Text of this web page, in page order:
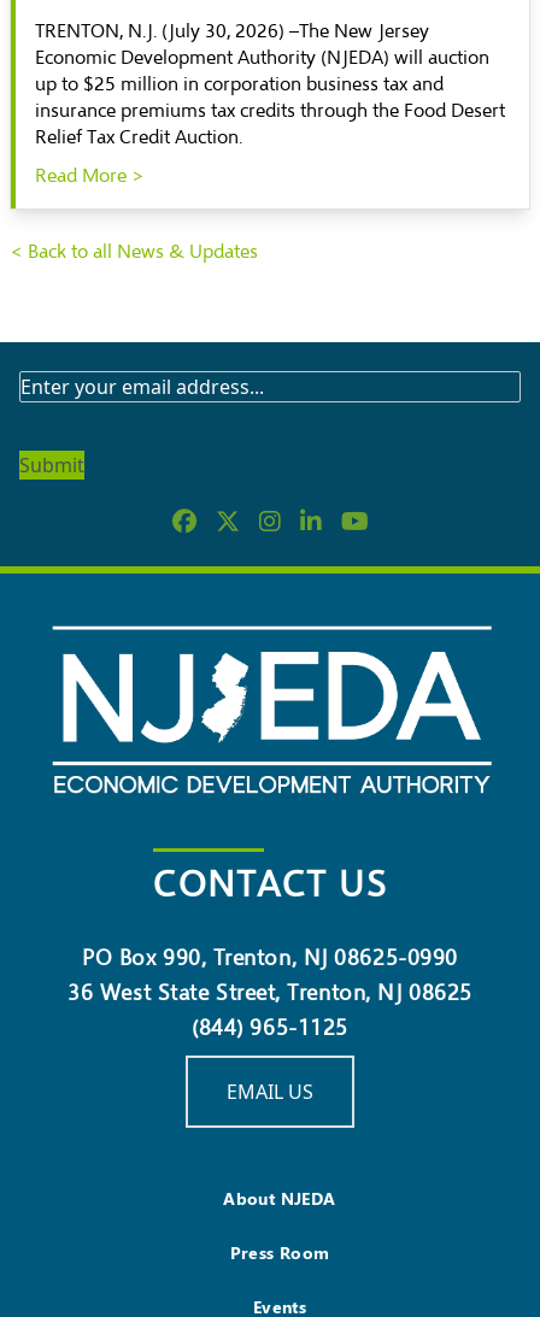
TRENTON, N.J. (July 30, 2026) –The New Jersey
Economic Development Authority (NJEDA) will auction
up to $25 million in corporation business tax and
insurance premiums tax credits through the Food Desert
Relief Tax Credit Auction.
Read More >
< Back to all News & Updates
SUBSCRIBE
NEWSLETTER
CONTACT US
PO Box 990, Trenton, NJ 08625-0990
36 West State Street, Trenton, NJ 08625
(844) 965-1125
EMAIL US
About NJEDA
Press Room
Events